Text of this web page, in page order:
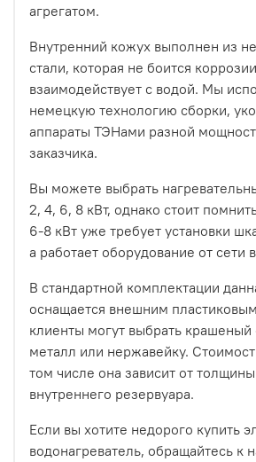
агрегатом.
Внутренний кожух выполнен из
стали, которая не боится
взаимодействует с водой. Мы
немецкую технологию сборки,
аппараты ТЭНами разной
заказчика.
Вы можете выбрать
2, 4, 6, 8 кВт, однако стоит
6-8 кВт уже требует установки
а работает оборудование от сети
В стандартной комплектации
оснащается внешним
клиенты могут выбрать
металл или нержавейку.
том числе она зависит от
внутреннего резервуара.
Если вы хотите недорого купить
водонагреватель, обращайтесь к